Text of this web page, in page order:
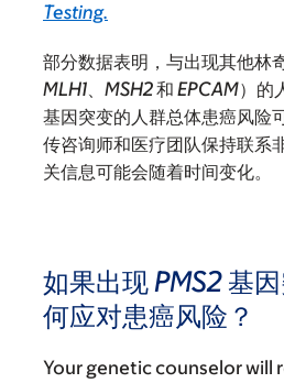
Testing.
部分数据表明，与出现其他林
MLH1、 MSH2和 EPCAM）的
基因突变的人群总体患癌风险
传咨询师和医疗团队保持联系
关信息可能会随着时间变化。
如果出现 PMS2 基
何应对患癌风险？
Your genetic counselor will